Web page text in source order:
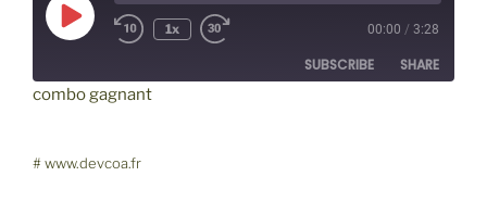
Play
Episode
1x 00:00 / 3:28
SUBSCRIBE SHARE
LINK
combo gagnant
# www.devcoa.fr